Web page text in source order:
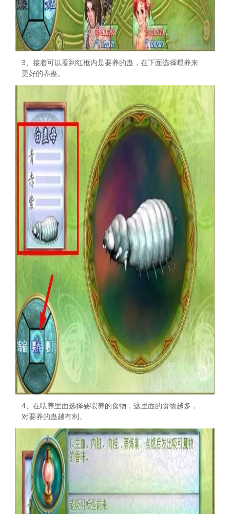
3、接着可以看到红框内是要养的蛊，在下面选择喂养来
更好的养蛊。
4、在喂养里面选择要喂养的食物，这里面的食物越多，
对要养的蛊越有利。